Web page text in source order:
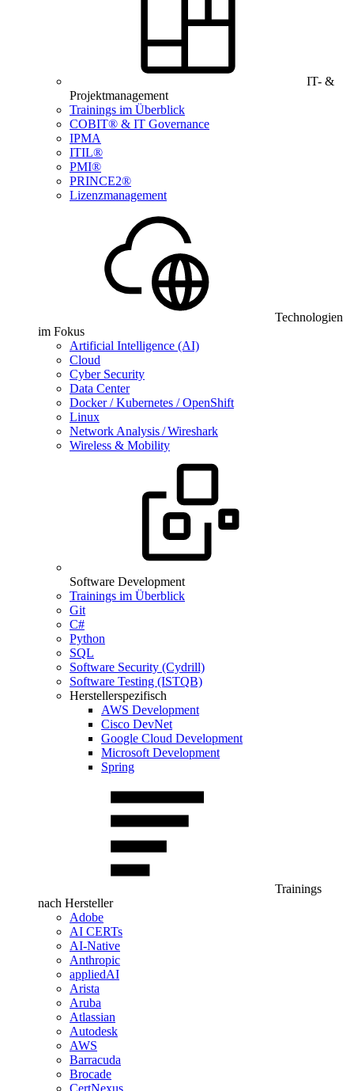
IT- &
Projektmanagement
Trainings im Überblick
COBIT® & IT Governance
IPMA
ITIL®
PMI®
PRINCE2®
Lizenzmanagement
Technologien
im Fokus
Artificial Intelligence (AI)
Cloud
Cyber Security
Data Center
Docker / Kubernetes / OpenShift
Linux
Network Analysis / Wireshark
Wireless & Mobility
Software Development
Trainings im Überblick
Git
C#
Python
SQL
Software Security (Cydrill)
Software Testing (ISTQB)
Herstellerspezifisch
AWS Development
Cisco DevNet
Google Cloud Development
Microsoft Development
Spring
Trainings
nach Hersteller
Adobe
AI CERTs
AI-Native
Anthropic
appliedAI
Arista
Aruba
Atlassian
Autodesk
AWS
Barracuda
Brocade
CertNexus